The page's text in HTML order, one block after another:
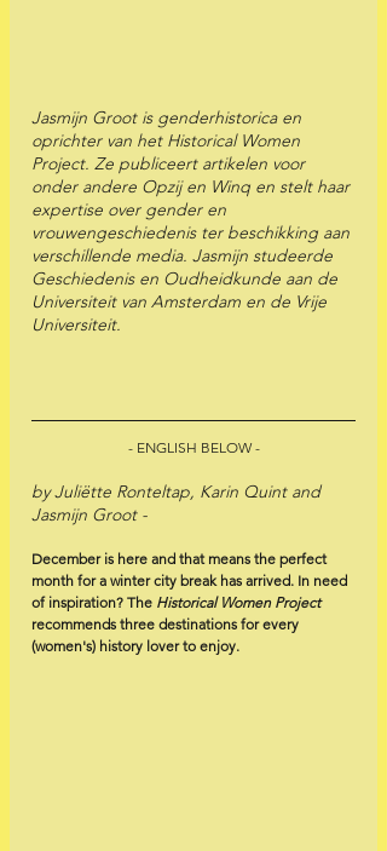
Jasmijn Groot is genderhistorica en
oprichter van het Historical Women
Project. Ze publiceert artikelen voor
onder andere Opzij en Winq en stelt haar
expertise over gender en
vrouwengeschiedenis ter beschikking aan
verschillende media. Jasmijn studeerde
Geschiedenis en Oudheidkunde aan de
Universiteit van Amsterdam en de Vrije
Universiteit.
- ENGLISH BELOW -
by Juliëtte Ronteltap, Karin Quint and
Jasmijn Groot -
December is here and that means the perfect
month for a winter city break has arrived. In need
of inspiration? The Historical Women Project
recommends three destinations for every
(women's) history lover to enjoy.